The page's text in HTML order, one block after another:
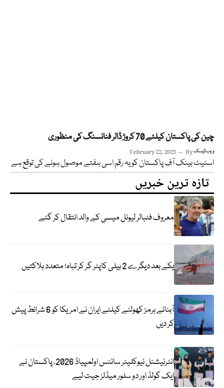
چین کی پاکستان کیلئے 70 کروڑ ڈالر فنانسنگ کی منظوری
February 22, 2023 Byویب ڈیسک
اسٹیٹ بینک آف پاکستان کو یہ رقم اسی ہفتے موصول ہونے کی توقع ہے
تازہ ترین خبریں
معروف فٹبالر لیونل میسی کے والد انتقال کر گئے
یکے بعد دیگرے 2 ہیلی کاپٹر گر کر تباہ؛ متعدد ہلاکتیں
آبنائے ہرمز کھولنے کیلئے ایران نے امریکا کو 6 شرائط پیش
کر دیں
انٹرنیشنل نیوکلیئر سائنس اولمپیاڈ 2026، پاکستان نے
ایک گولڈ اور دو سلور میڈلز جیت لیے